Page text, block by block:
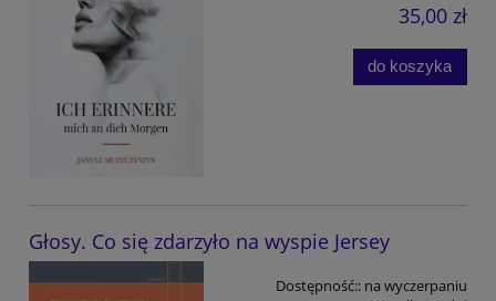
35,00 zł
do koszyka
Głosy. Co się zdarzyło na wyspie Jersey
Dostępność:: na wyczerpaniu